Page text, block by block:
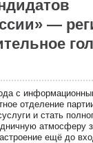
—
с
отделение
и стать
атмосферу
ещё до